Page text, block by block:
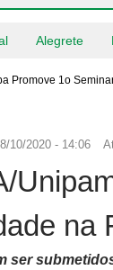
Alegrete
Promove 1o
10/2020 - 14:06
na
ser